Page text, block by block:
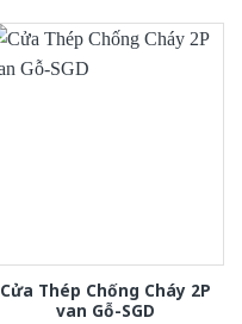
Cửa Thép Chống Cháy 2P
van Gỗ-SGD